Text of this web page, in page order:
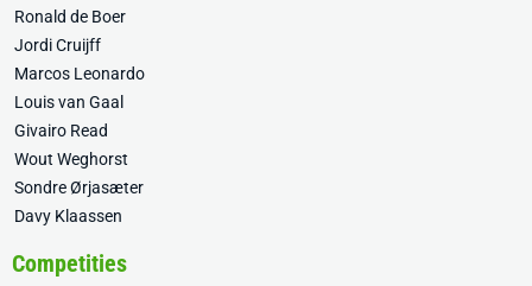
Ronald de Boer
Jordi Cruijff
Marcos Leonardo
Louis van Gaal
Givairo Read
Wout Weghorst
Sondre Ørjasæter
Davy Klaassen
Competities